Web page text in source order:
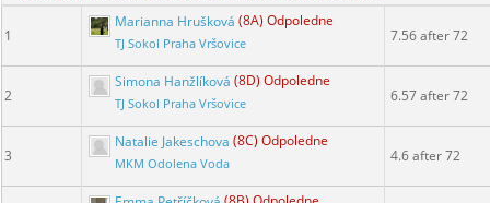
1
Marianna Hrušková (8A) Odpoledne
TJ Sokol Praha Vršovice 7.56 after 72
2
Simona Hanžlíková (8D) Odpoledne
TJ Sokol Praha Vršovice 6.57 after 72
3
Natalie Jakeschova (8C) Odpoledne
MKM Odolena Voda 4.6 after 72